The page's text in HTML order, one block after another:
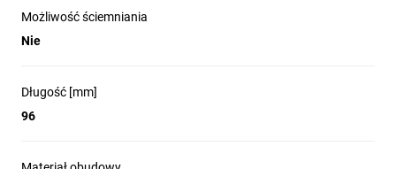
Możliwość ściemniania
Nie
Długość [mm]
96